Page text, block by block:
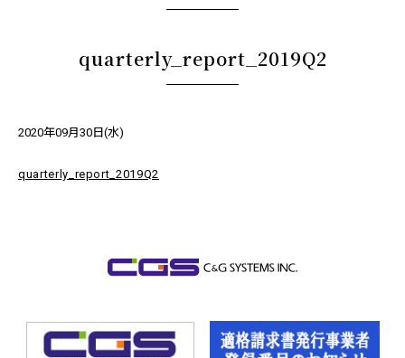
quarterly_report_2019Q2
2020年09月30日(水)
quarterly_report_2019Q2